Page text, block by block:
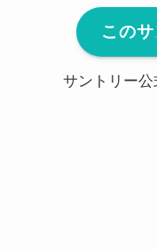
この
サントリー公